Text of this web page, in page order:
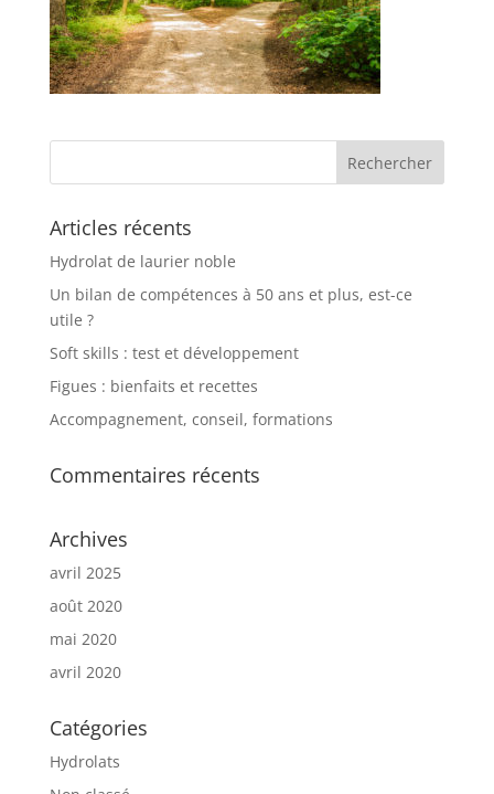
Articles récents
Hydrolat de laurier noble
Un bilan de compétences à 50 ans et plus, est-ce
utile ?
Soft skills : test et développement
Figues : bienfaits et recettes
Accompagnement, conseil, formations
Commentaires récents
Archives
avril 2025
août 2020
mai 2020
avril 2020
Catégories
Hydrolats